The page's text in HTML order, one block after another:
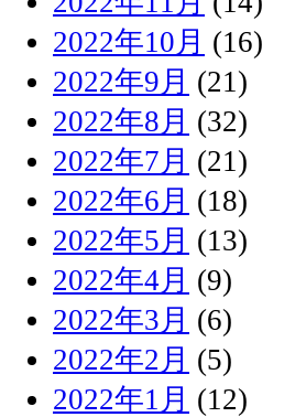
2022年10月 (16)
2022年9月 (21)
2022年8月 (32)
2022年7月 (21)
2022年6月 (18)
2022年5月 (13)
2022年4月 (9)
2022年3月 (6)
2022年2月 (5)
2022年1月 (12)